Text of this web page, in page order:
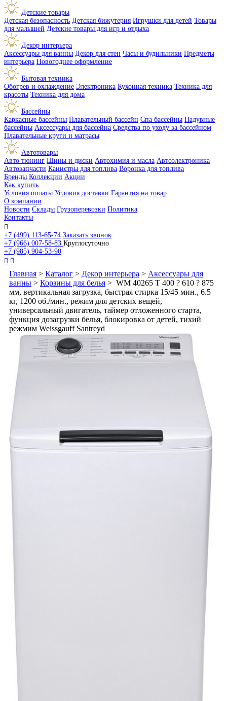
Детские товары
Детская безопасность Детская бижутерия Игрушки для детей Товары
для малышей Детские товары для игр и отдыха
Декор интерьера
Аксессуары для ванны Декор для стен Часы и будильники Предметы
интерьера Новогоднее оформление
Бытовая техника
Обогрев и охлаждение Электроника Кухонная техника Техника для
красоты Техника для дома
Бассейны
Каркасные бассейны Плавательный бассейн Спа бассейны Надувные
бассейны Аксессуары для бассейна Средства по уходу за бассейном
Плавательные круги и матрасы
Автотовары
Авто тюнинг Шины и диски Автохимия и масла Автоэлектроника
Автозапчасти Канистры для топлива Воронка для топлива
Бренды Коллекции Акции
Как купить
Условия оплаты Условия доставки Гарантия на товар
О компании
Новости Склады Грузоперевозки Политика
Контакты

+7 (499) 113-65-74 Заказать звонок
+7 (966) 007-58-83 Круглосуточно
+7 (985) 904-53-90
 
Главная > Каталог > Декор интерьера > Аксессуары для
ванны > Корзины для белья > WM 40265 T 400 ? 610 ? 875
мм, вертикальная загрузка, быстрая стирка 15/45 мин., 6.5
кг, 1200 об./мин., режим для детских вещей,
универсальный двигатель, таймер отложенного старта,
функция дозагрузки белья, блокировка от детей, тихий
режмим Weissgauff Santreyd